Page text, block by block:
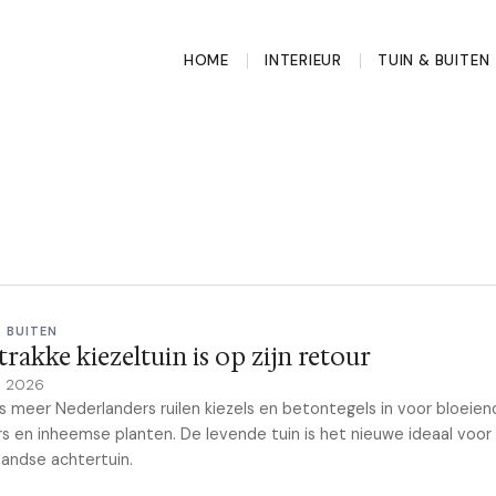
HOME INTERIEUR TUIN & BUITEN
kiezeltuin is op zijn retour
2026
meer Nederlanders ruilen kiezels en betontegels in voor
en inheemse planten. De levende tuin is het nieuwe ideaal voor
achtertuin.